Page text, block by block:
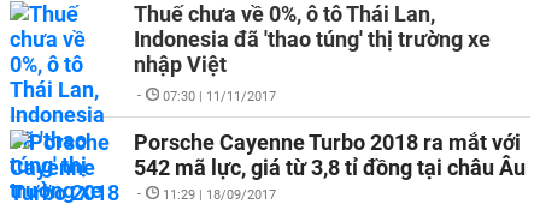
Thuế chưa về 0%, ô tô Thái Lan,
Indonesia đã 'thao túng' thị trường xe
nhập Việt
- 07:30 | 11/11/2017
Porsche Cayenne Turbo 2018 ra mắt với
542 mã lực, giá từ 3,8 tỉ đồng tại châu Âu
- 11:29 | 18/09/2017